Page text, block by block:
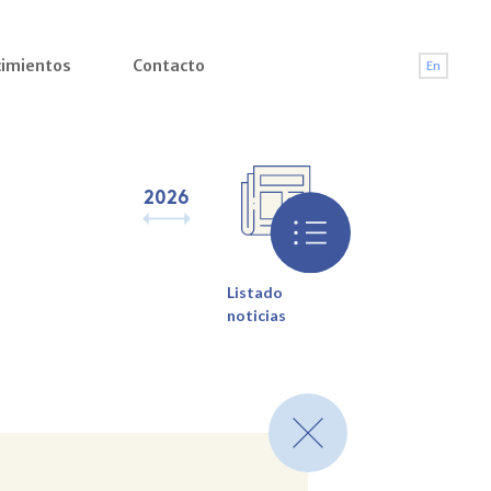
Contacto En
2026 2024 2023
Listado
noticias